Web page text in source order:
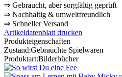
⇒ ️ Gebraucht, aber sorgfältig geprüft
⇒ ️ Nachhaltig & umweltfreundlich
⇒ ️ Schneller Versand
Artikeldatenblatt drucken
Produkteigenschaften
Zustand:Gebrauchte Spielwaren
Produktart:Bilderbücher